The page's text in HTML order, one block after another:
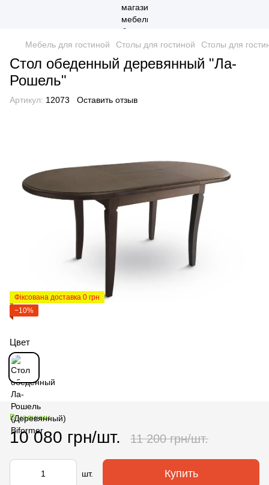
Мебель для гостиной Столы для гостиной Столы для
Стол обеденный деревянный "Ла-
Рошель"
Артикул: 12073 Оставить отзыв
Фіксована доставка 0 грн
−10%
Цвет
В наличии
10 080 грн/шт. 11 200 грн/шт.
шт. Купить